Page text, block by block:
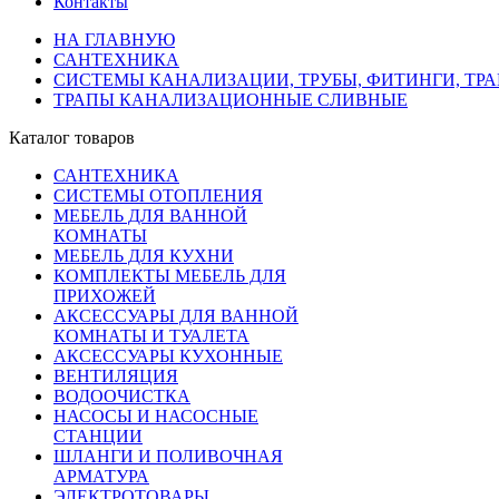
НА ГЛАВНУЮ
САНТЕХНИКА
СИСТЕМЫ КАНАЛИЗАЦИИ, ТРУБЫ, ФИТИНГИ,
ТРАПЫ КАНАЛИЗАЦИОННЫЕ СЛИВНЫЕ
Каталог товаров
САНТЕХНИКА
СИСТЕМЫ ОТОПЛЕНИЯ
МЕБЕЛЬ ДЛЯ ВАННОЙ
КОМНАТЫ
МЕБЕЛЬ ДЛЯ КУХНИ
КОМПЛЕКТЫ МЕБЕЛЬ ДЛЯ
ПРИХОЖЕЙ
АКСЕССУАРЫ ДЛЯ ВАННОЙ
КОМНАТЫ И ТУАЛЕТА
АКСЕССУАРЫ КУХОННЫЕ
ВЕНТИЛЯЦИЯ
ВОДООЧИСТКА
НАСОСЫ И НАСОСНЫЕ
СТАНЦИИ
ШЛАНГИ И ПОЛИВОЧНАЯ
АРМАТУРА